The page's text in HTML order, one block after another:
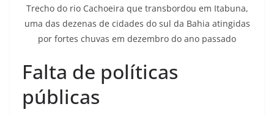
Trecho do rio Cachoeira que transbordou em Itabuna,
uma das dezenas de cidades do sul da Bahia atingidas
por fortes chuvas em dezembro do ano passado
Falta de políticas
públicas